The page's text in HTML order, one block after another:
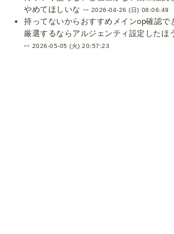
やめてほしいな -- 2026-04-26 (日) 08:06:49
持ってないからおすすめメインop確認で
厳選するならアルジェンティ設定したほ
-- 2026-05-05 (火) 20:57:23